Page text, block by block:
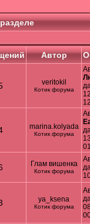
Автор
veritokil
Котик форума
marina.kolyada
Котик форума
Глам вишенка
Котик форума
ya_ksena
Котик форума